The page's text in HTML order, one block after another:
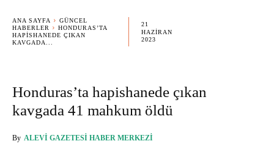
ANA SAYFA
GÜNCEL
HABERLER
HONDURAS’TA
HAPISHANEDE ÇIKAN
KAVGADA...
21
HAZIRAN
2023
Honduras’ta hapishanede çıkan
kavgada 41 mahkum öldü
By ALEVI GAZETESI HABER MERKEZI